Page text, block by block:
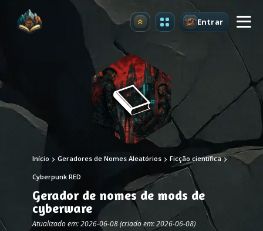
Atualizar Entrar
Início Geradores de Nomes Aleatórios Ficção científica
Cyberpunk RED
Gerador de nomes de mods de
cyberware
Atualizado em: 2026-06-08 (criado em: 2026-06-08)